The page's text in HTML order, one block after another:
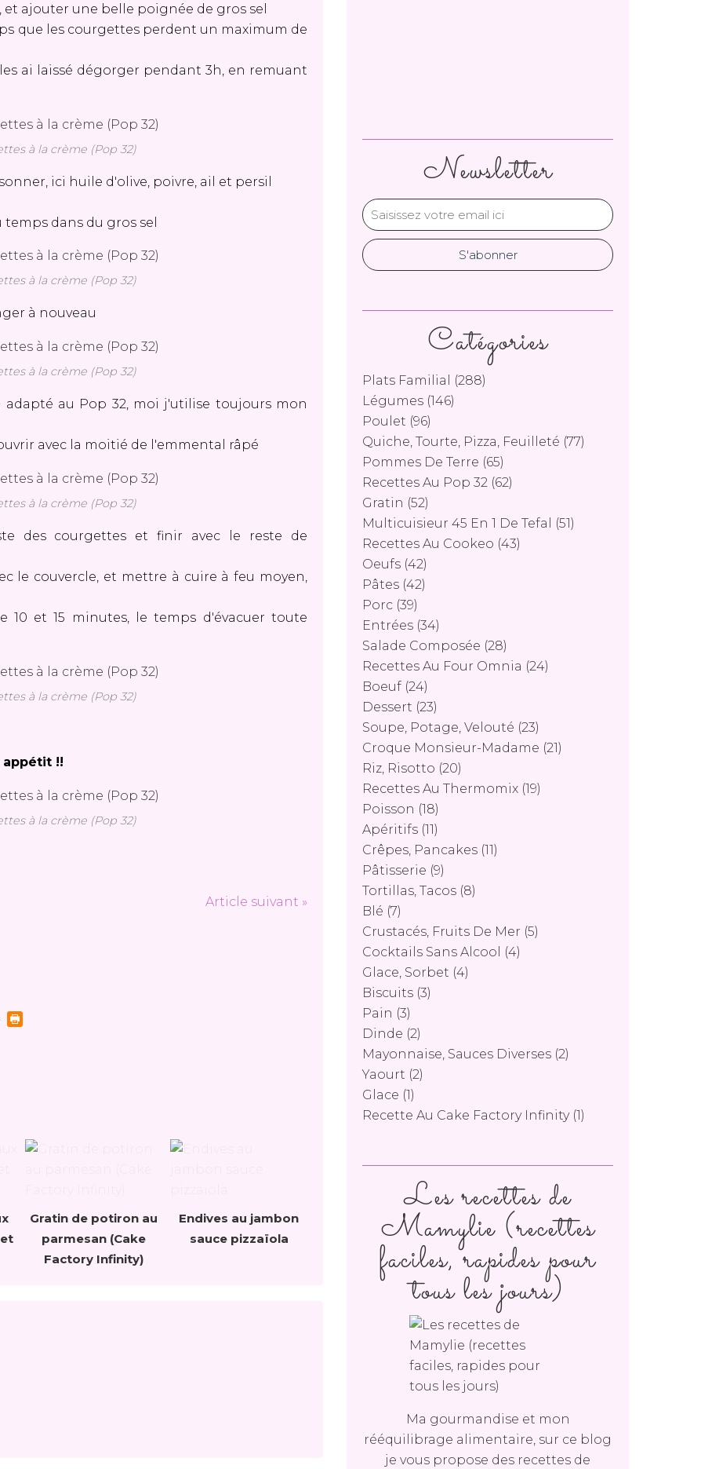
ajouter une belle poignée de gros sel
que les courgettes perdent un maximum de
ai laissé dégorger pendant 3h, en remuant
à la crème (Pop 32)
ici huile d'olive, poivre, ail et persil
temps dans du gros sel
à la crème (Pop 32)
à nouveau
à la crème (Pop 32)
adapté au Pop 32, moi j'utilise toujours mon
avec la moitié de l'emmental râpé
à la crème (Pop 32)
des courgettes et finir avec le reste de
le couvercle, et mettre à cuire à feu moyen,
10 et 15 minutes, le temps d'évacuer toute
à la crème (Pop 32)
appétit !!
à la crème (Pop 32)
Article suivant »
Gratin de potiron au
parmesan (Cake
Factory Infinity)
Endives au jambon
sauce pizzaïola
Newsletter
Catégories
Plats Familial
(288)
Légumes (146)
Poulet (96)
Quiche, Tourte, Pizza, Feuilleté (77)
Pommes De Terre (65)
Recettes Au Pop 32 (62)
Gratin (52)
Multicuisieur 45 En 1 De Tefal
(51)
Recettes Au Cookeo (43)
Oeufs (42)
Pâtes (42)
Porc (39)
Entrées (34)
Salade Composée (28)
Recettes Au Four Omnia (24)
Boeuf (24)
Dessert (23)
Soupe, Potage, Velouté (23)
Croque Monsieur-Madame (21)
Riz, Risotto (20)
Recettes Au Thermomix (19)
Poisson (18)
Apéritifs (11)
Crêpes, Pancakes (11)
Pâtisserie (9)
Tortillas, Tacos (8)
Blé (7)
Crustacés, Fruits De Mer (5)
Cocktails Sans Alcool
(4)
Glace, Sorbet (4)
Biscuits (3)
Pain (3)
Dinde (2)
Mayonnaise, Sauces Diverses (2)
Yaourt (2)
Glace (1)
Recette Au Cake Factory Infinity(1)
Les recettes de
Mamylie (recettes
faciles, rapides pour
tous les jours)
Ma gourmandise et mon
rééquilibrage alimentaire, sur ce blog
je vous propose des recettes de